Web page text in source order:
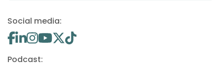
Social media:
Podcast: